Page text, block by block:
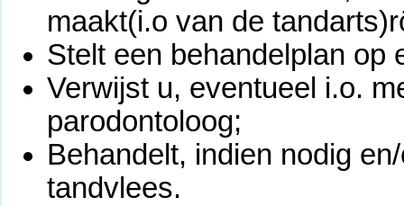
maakt(i.o van de
Stelt een behandelplan op
Verwijst u, eventueel i.o.
parodontoloog;
Behandelt, indien nodig
tandvlees.